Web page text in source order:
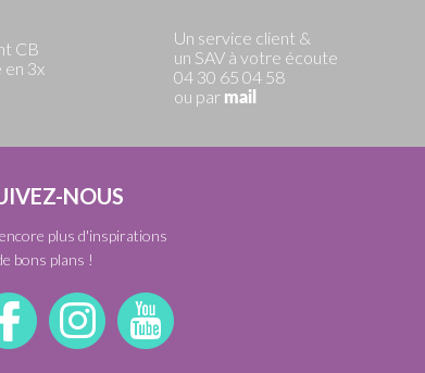
CB
en 3x
Un service client &
un SAV à votre écoute
04 30 65 04 58
ou par mail
NOUS
plus d'inspirations
bons plans !